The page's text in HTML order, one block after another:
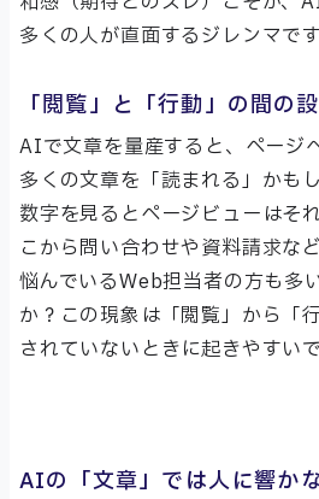
多くの人が直面するジレンマです
「閲覧」と「行動」の間の
AIで文章を量産すると、ページ
多くの文章を「読まれる」かも
数字を見るとページビューはそ
こから問い合わせや資料請求な
悩んでいるWeb担当者の方も多
か？この現象は「閲覧」から「
されていないときに起きやすいで
AIの「文章」では人に響か